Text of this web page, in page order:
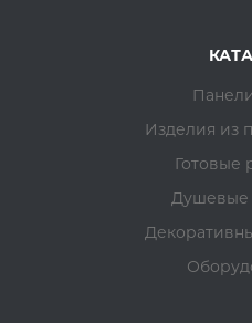
Изделия из
Готовые
Душевые